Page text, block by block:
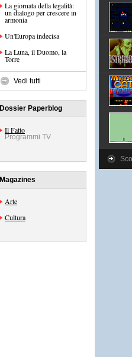
La giornata della legalità:
un dialogo per crescere in
armonia
Un'Europa indecisa
La Luna, il Duomo, la
Torre
Vedi tutti
Dossier Paperblog
Il Fatto
Programmi TV
Magazines
Arte
Cultura